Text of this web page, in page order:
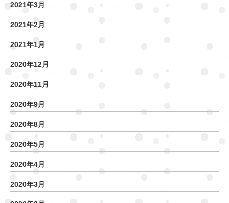
2021年3月
2021年2月
2021年1月
2020年12月
2020年11月
2020年9月
2020年8月
2020年5月
2020年4月
2020年3月